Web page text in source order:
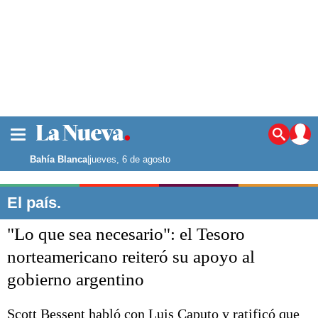
Noticias
La ciudad
Punta Alta
El mundo
Seguridad
Escenario Olímpico
Liga del Sur
Bahía Blanca|jueves, 6 de agosto
El país.
"Lo que sea necesario": el Tesoro
norteamericano reiteró su apoyo al
gobierno argentino
Scott Bessent habló con Luis Caputo y ratificó que